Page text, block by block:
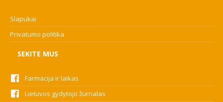
Slapukai
Privatumo politika
SEKITE MUS
Farmacija ir laikas
Lietuvos gydytojo žurnalas